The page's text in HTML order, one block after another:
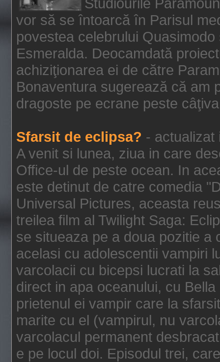
vor să se întoarcă în Parisul
povestea celebrului
Esmeralda. Deocamdată
achiziţionarea ei de către
Bonaventura sugerează că am
dragoste pe ecrane peste
Sfarsit de eclipsa? - actualizat
A venit si lunea, ziua in care
Office-ul de peste ocean. In
este detinut de catre comedia
Universal Pictures, aceasta
treilea film al Twilight Saga:
se situeaza pe a doua pozitie a
acelasi cu adolescentii vampiri
varcolacii cu bicepsi lucrati la
direct in apa oceanului, cu
prietenul ei vampir care la
marite cu el (vampirul, nu
varcolacul permanent
e pe locul doi. Episodul trei,